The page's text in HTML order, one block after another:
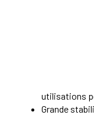
utilisations
Grande